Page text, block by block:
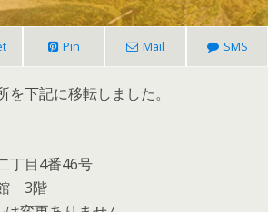
Pin Mail SMS
を下記に移転しました。
丁目4番46号
3階